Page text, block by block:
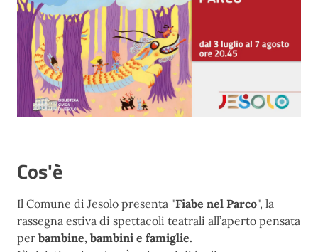
Cos'è
Il Comune di Jesolo presenta "Fiabe nel Parco", la
rassegna estiva di spettacoli teatrali all’aperto pensata
per bambine, bambini e famiglie.